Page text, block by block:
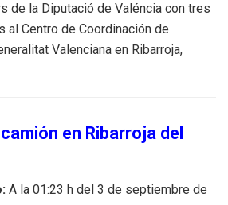
de la Diputació de Valéncia con tres
al Centro de Coordinación de
Valenciana en Ribarroja,
en Ribarroja del
A la 01:23 h del 3 de septiembre de